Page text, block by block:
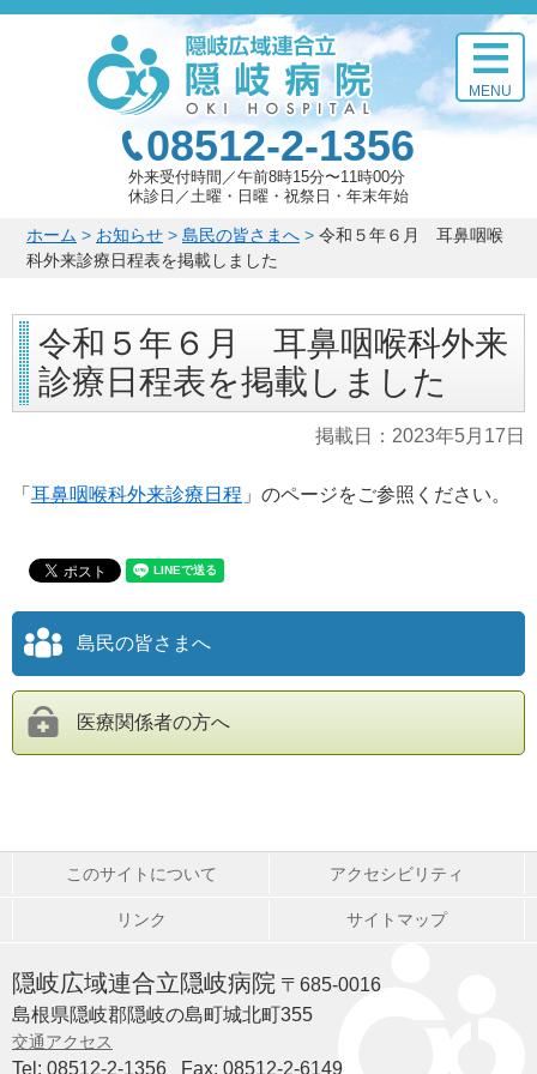
このページの本文へ
08512-2-1356
外来受付時間
午前8時15分〜11時00分
休診日
土曜・日曜・祝祭日・年末年始
MENU
こ
の
ー
ジ
の
位
置:
ホーム > お知らせ > 島民の皆さまへ > 令和５年６月 耳鼻咽喉
科外来診療日程表を掲載しました
令和５年６月 耳鼻咽喉科外来
診療日程表を掲載しました
掲載日： 2023年5月17日
「 耳鼻咽喉科外来診療日程 」のページをご参照ください。
島民の皆さまへ
医療関係者の方へ
このサイトについて アクセシビリティ
リンク サイトマップ
隠岐広域連合立隠岐病院 〒685-0016
島根県隠岐郡隠岐の島町城北町355
交通アクセス
Tel: 08512-2-1356 Fax: 08512-2-6149